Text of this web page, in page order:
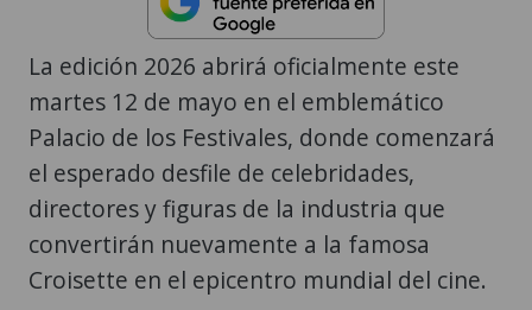
La edición 2026 abrirá oficialmente este
martes 12 de mayo en el emblemático
Palacio de los Festivales, donde comenzará
el esperado desfile de celebridades,
directores y figuras de la industria que
convertirán nuevamente a la famosa
Croisette en el epicentro mundial del cine.